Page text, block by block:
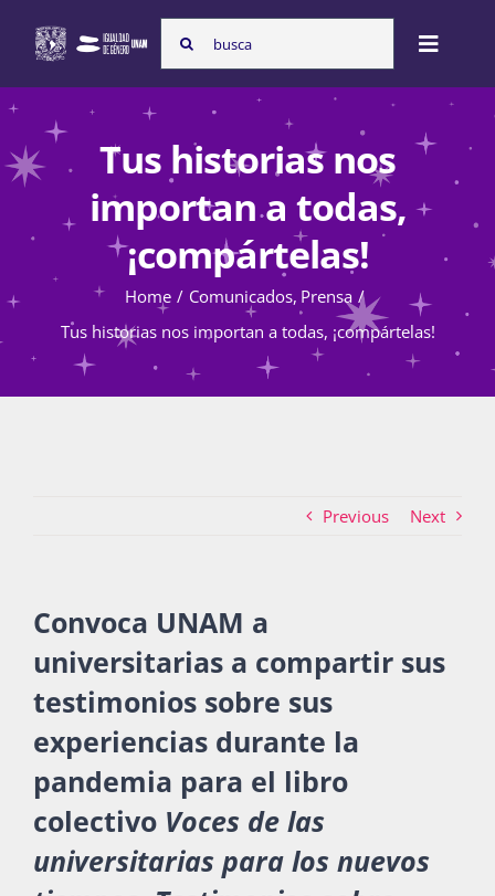
content
Search
for:
Toggle
Nosotras
Programas
Atención de la violencia de género
La Boletina
Blog
Recursos
Tus historias nos
importan a todas,
¡compártelas!
Home Comunicados Prensa
Tus historias nos importan a todas, ¡compártelas!
Previous Next
Convoca UNAM a
universitarias a compartir sus
testimonios sobre sus
experiencias durante la
pandemia para el libro
colectivo Voces de las
universitarias para los nuevos